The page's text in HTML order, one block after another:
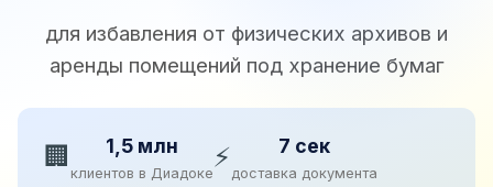
для избавления от физических архивов и
аренды помещений под хранение бумаг
🏢 1,5 млн
клиентов в Диадоке⚡ 7 сек
доставка документа